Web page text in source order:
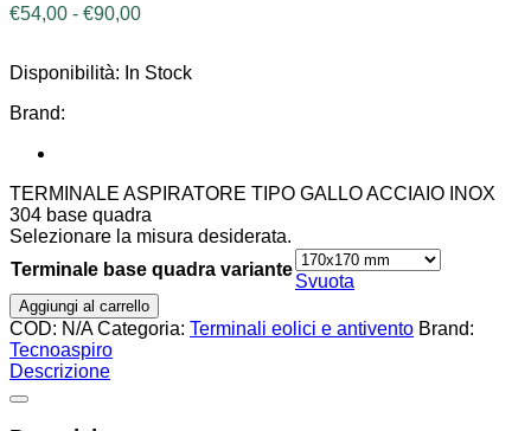
€54,00 - €90,00Fascia
da
Disponibilità: In Stock
Brand:
TERMINALE ASPIRATORE TIPO GALLO ACCIAIO INOX
304 base quadra
Selezionare la misura desiderata.
Terminale base quadra variante
Svuota
Aggiungi al carrello
COD: N/A Categoria: Terminali eolici e antivento Brand:
Tecnoaspiro
Descrizione